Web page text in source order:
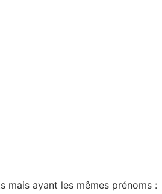
mais ayant les mêmes prénoms :